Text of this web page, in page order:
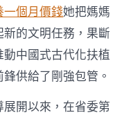
一個月價錢她把媽媽
的文明任務，果斷
中國式古代化扶植
供給了剛強包管。
開以來，在省委第